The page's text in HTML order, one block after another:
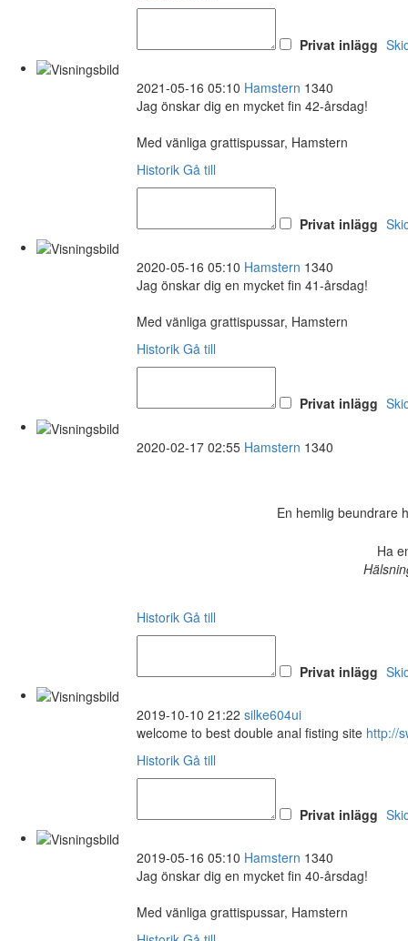
Privat inlägg
2021-05-16 05:10 Hamstern 1340
Jag önskar dig en mycket fin 42-årsdag!
Med vänliga grattispussar, Hamstern
Historik Gå till
Privat inlägg
2020-05-16 05:10 Hamstern 1340
Jag önskar dig en mycket fin 41-årsdag!
Med vänliga grattispussar, Hamstern
Historik Gå till
Privat inlägg
2020-02-17 02:55 Hamstern 1340
En hemlig beundrare
Ha
Historik Gå till
Privat inlägg
2019-10-10 21:22 silke604ui
welcome to best double anal fisting site http://
Historik Gå till
Privat inlägg
2019-05-16 05:10 Hamstern 1340
Jag önskar dig en mycket fin 40-årsdag!
Med vänliga grattispussar, Hamstern